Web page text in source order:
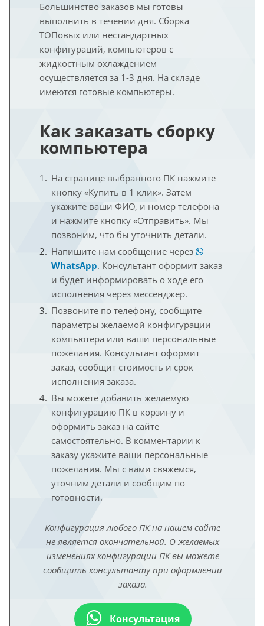
Большинство заказов мы готовы
выполнить в течении дня. Сборка
ТОПовых или нестандартных
конфигураций, компьютеров с
жидкостным охлаждением
осуществляется за 1-3 дня. На складе
имеются готовые компьютеры.
Как заказать сборку
компьютера
На странице выбранного ПК нажмите
кнопку «Купить в 1 клик». Затем
укажите ваши ФИО, и номер телефона
и нажмите кнопку «Отправить». Мы
позвоним, что бы уточнить детали.
Напишите нам сообщение через
WhatsApp. Консультант оформит заказ
и будет информировать о ходе его
исполнения через мессенджер.
Позвоните по телефону, сообщите
параметры желаемой конфигурации
компьютера или ваши персональные
пожелания. Консультант оформит
заказ, сообщит стоимость и срок
исполнения заказа.
Вы можете добавить желаемую
конфигурацию ПК в корзину и
оформить заказ на сайте
самостоятельно. В комментарии к
заказу укажите ваши персональные
пожелания. Мы с вами свяжемся,
уточним детали и сообщим по
готовности.
Конфигурация любого ПК на нашем сайте
не является окончательной. О желаемых
изменениях конфигурации ПК вы можете
сообщить консультанту при оформлении
заказа.
Консультация